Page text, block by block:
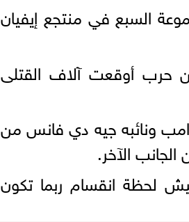
السبع في منتجع إيفيان
15 يونيو 2026، بعد 108 أيام من حرب أوقعت آلاف القتلى
ونائبه جيه دي فانس من
الآخر.
لحظة انقسام ربما تكون